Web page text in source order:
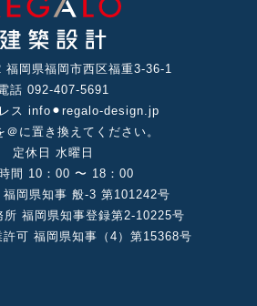
福岡県福岡市⻄区福重3-36-1
話 092-407-5691
ス info⚫︎regalo-design.jp
に置き換えてください。
定休⽇ ⽔曜⽇
間 10：00 〜 18：00
福岡県知事 般-3 第101242号
所 福岡県知事登録第2-10225号
可 福岡県知事（4）第15368号